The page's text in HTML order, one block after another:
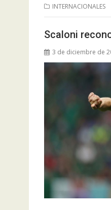
INTERNACIONALES
Scaloni
3 de diciembre de